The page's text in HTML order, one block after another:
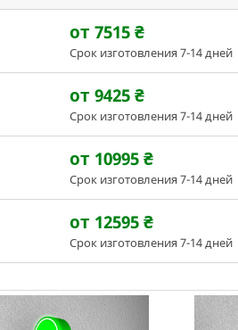
от 7515₴
Срок изготовления 7-14 дней
от 9425₴
Срок изготовления 7-14 дней
от 10995₴
Срок изготовления 7-14 дней
от 12595₴
Срок изготовления 7-14 дней